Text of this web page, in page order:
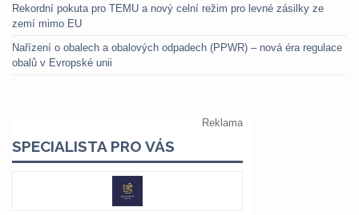
Rekordní pokuta pro TEMU a nový celní režim pro levné zásilky ze
zemí mimo EU
Nařízení o obalech a obalových odpadech (PPWR) – nová éra regulace
obalů v Evropské unii